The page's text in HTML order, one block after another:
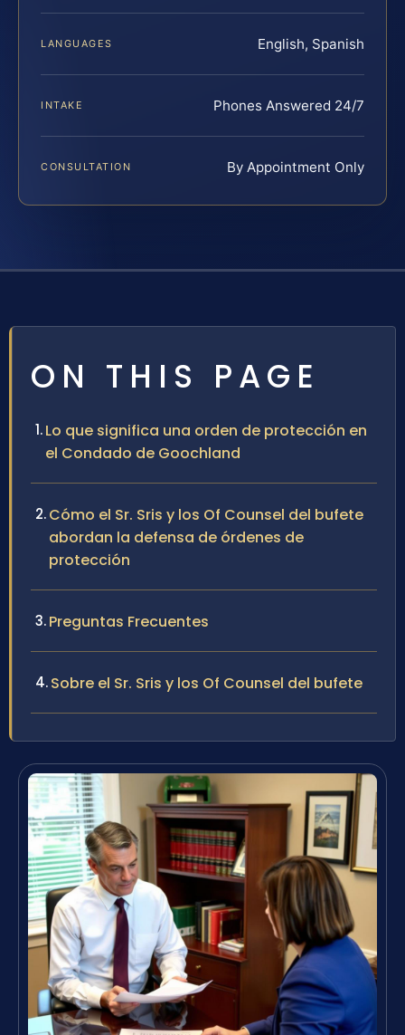
LANGUAGES English, Spanish
INTAKE Phones Answered 24/7
CONSULTATION By Appointment Only
ON THIS PAGE
Lo que significa una orden de protección en
el Condado de Goochland
Cómo el Sr. Sris y los Of Counsel del bufete
abordan la defensa de órdenes de
protección
Preguntas Frecuentes
Sobre el Sr. Sris y los Of Counsel del bufete